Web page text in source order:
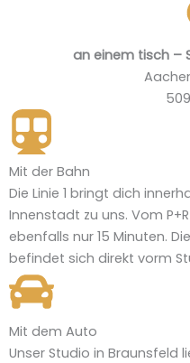
an einem tisch –
Mit der Bahn
Die Linie 1 bringt dich
Innenstadt zu uns. Vom
ebenfalls nur 15 Minuten.
befindet sich direkt vorm
Mit dem Auto
Unser Studio in Braunsfeld